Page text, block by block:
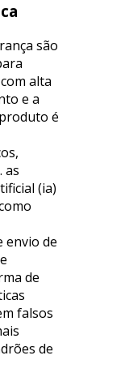
são
alta
e a
é
as
(ia)
envio de
de
falsos
de